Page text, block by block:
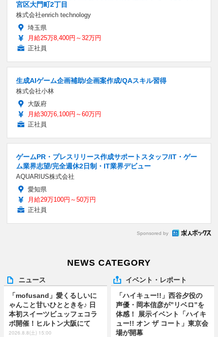
宮区大門町2丁目
株式会社enrich technology
埼玉県
月給25万8,400円～32万円
正社員
生成AIゲーム企画補助/企画案作成/QAスキル習得
株式会社小林
大阪府
月給30万6,100円～60万円
正社員
ゲームPR・プレスリリース作成サポートスタッフ/IT・ゲー
ム業界志望/完全週休2日制・IT業界デビュー
AQUARIUS株式会社
愛知県
月給29万100円～50万円
正社員
Sponsored by
NEWS CATEGORY
ニュース
「mofusand」愛くるしいに
ゃんこと甘いひとときを♪ 日
本初スイーツビュッフェコラ
ボ開催！ヒルトン大阪にて
2026.8.8(土) 15:00
イベント・レポート
「ハイキュー!!」西谷夕役の
声優・岡本信彦が”リベロ”を
体感！ 展示イベント「ハイキ
ュー!! オン ザ コート」東京会
場が開幕